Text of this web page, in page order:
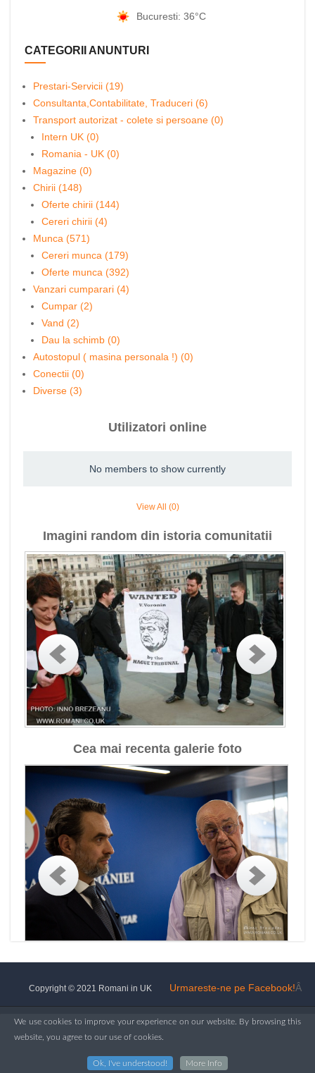
Bucuresti: 36°C
CATEGORII ANUNTURI
Prestari-Servicii (19)
Consultanta,Contabilitate, Traduceri (6)
Transport autorizat - colete si persoane (0)
Intern UK (0)
Romania - UK (0)
Magazine (0)
Chirii (148)
Oferte chirii (144)
Cereri chirii (4)
Munca (571)
Cereri munca (179)
Oferte munca (392)
Vanzari cumparari (4)
Cumpar (2)
Vand (2)
Dau la schimb (0)
Autostopul ( masina personala !) (0)
Conectii (0)
Diverse (3)
Utilizatori online
No members to show currently
View All (0)
Imagini random din istoria comunitatii
Cea mai recenta galerie foto
Urmareste-ne pe Facebook!Â
Copyright © 2021 Romani in UK
We use cookies to improve your experience on our website. By browsing this
website, you agree to our use of cookies.
Ok, I've understood! More Info